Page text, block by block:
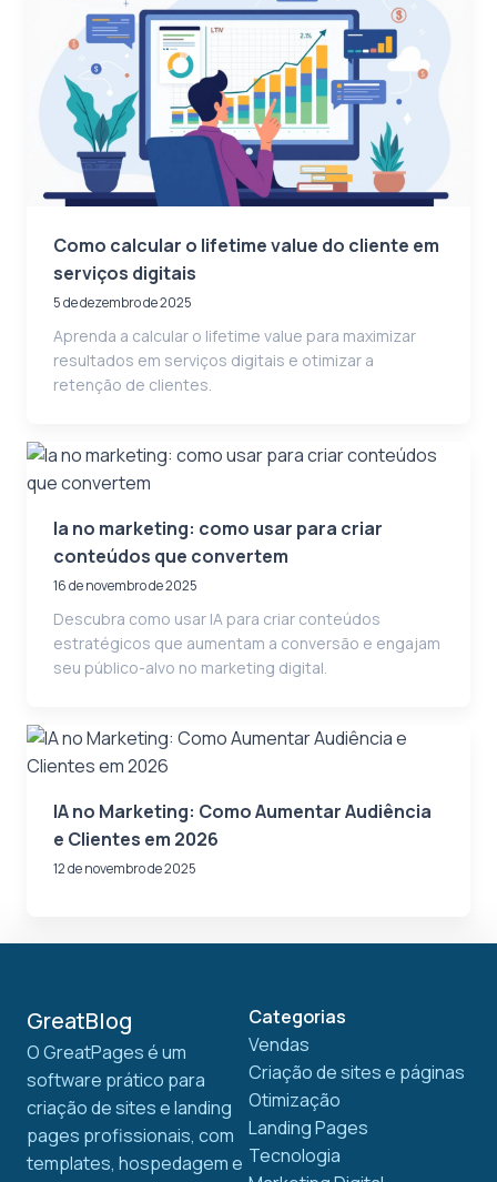
Como calcular o lifetime value do cliente em
serviços digitais
5 de dezembro de 2025
Aprenda a calcular o lifetime value para maximizar
resultados em serviços digitais e otimizar a
retenção de clientes.
Ia no marketing: como usar para criar
conteúdos que convertem
16 de novembro de 2025
Descubra como usar IA para criar conteúdos
estratégicos que aumentam a conversão e engajam
seu público-alvo no marketing digital.
IA no Marketing: Como Aumentar Audiência
e Clientes em 2026
12 de novembro de 2025
GreatBlog
O GreatPages é um
software prático para
criação de sites e landing
pages profissionais, com
templates, hospedagem e
Categorias
Vendas
Criação de sites e páginas
Otimização
Landing Pages
Tecnologia